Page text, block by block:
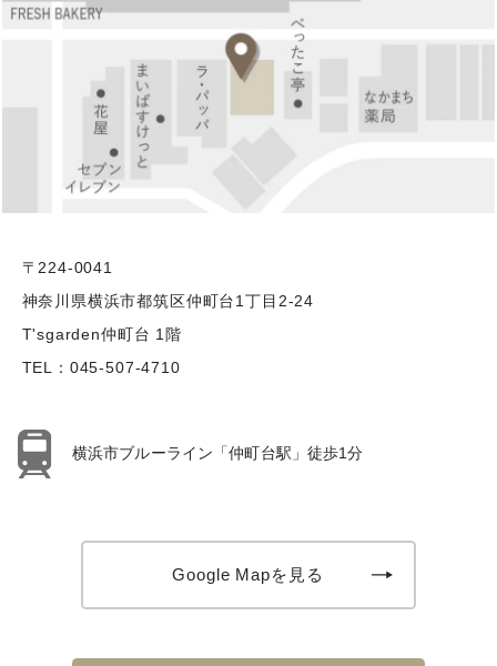
〒224-0041
神奈川県横浜市都筑区仲町台1丁目2-24
T'sgarden仲町台 1階
TEL： 045-507-4710
横浜市ブルーライン「仲町台駅」徒歩1分
Google Mapを見る